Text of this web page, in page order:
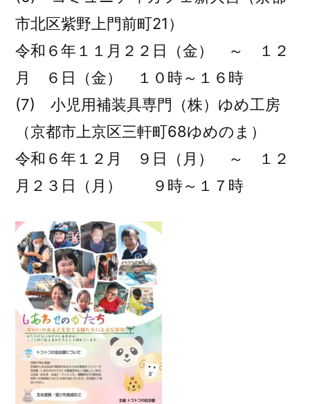
市北区紫野上門前町21）
令和６年１１月２２日（金） ～ １２
月 ６日（金） １０時～１６時
(7) 小児用補装具専門（株）ゆめ工房
（京都市上京区三軒町68ゆめのま）
令和６年１２月 ９日（月） ～ １２
月２３日（月） ９時～１７時